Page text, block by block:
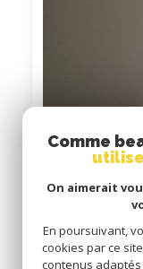
Comme
On aimerait
En poursuivant,
cookies par ce
contenus